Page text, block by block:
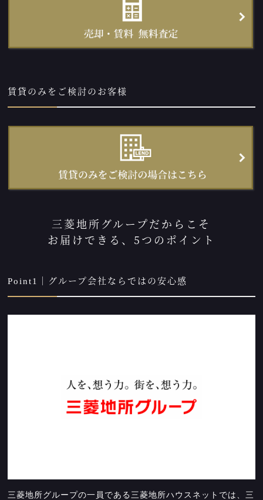
賃貸のみをご検討のお客様
三菱地所グループだからこそ
お届けできる、5つのポイント
Point1｜グループ会社ならではの安心感
三菱地所グループの一員である三菱地所ハウスネットでは、三